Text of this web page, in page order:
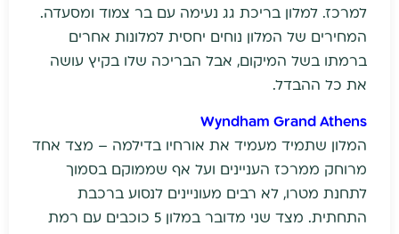
למרכז. למלון בריכת גג נעימה עם בר צמוד ומסעדה.
המחירים של המלון נוחים יחסית למלונות אחרים
ברמתו בשל המיקום, אבל הבריכה שלו בקיץ עושה
את כל ההבדל.
Wyndham Grand Athens
המלון שתמיד מעמיד את אורחיו בדילמה – מצד אחד
מרוחק ממרכז העניינים ועל אף שממוקם בסמוך
לתחנת מטרו, לא רבים מעוניינים לנסוע ברכבת
התחתית. מצד שני מדובר במלון 5 כוכבים עם רמת